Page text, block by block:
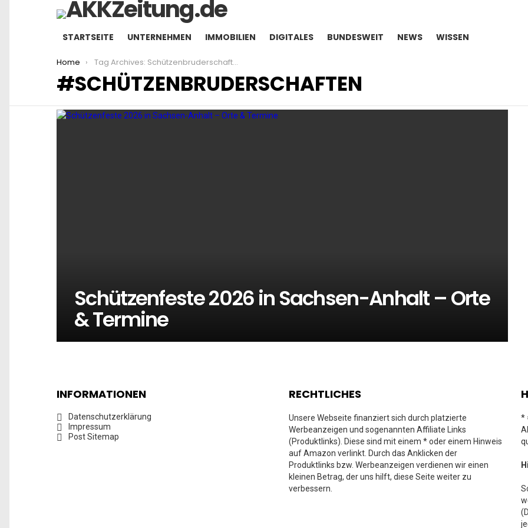
STARTSEITE UNTERNEHMEN IMMOBILIEN DIGITALES BUNDESWEIT NEWS WISSEN
You are here:
Home Tag Archives: Schützenbruderschaften
SCHÜTZENBRUDERSCHAFTEN
LATEST
Schützenfeste 2026 in Sachsen-Anhalt – Orte
& Termine
INFORMATIONEN
Datenschutzerklärung
Impressum
Post Sitemap
RECHTLICHES
Unsere Webseite finanziert sich durch platzierte
Werbeanzeigen und sogenannten Affiliate Links
(Produktlinks). Diese sind mit einem * oder einem Hinweis
auf Amazon verlinkt. Durch das Anklicken der
Produktlinks bzw. Werbeanzeigen verdienen wir einen
kleinen Betrag, der uns hilft, diese Seite weiter zu
verbessern.
*